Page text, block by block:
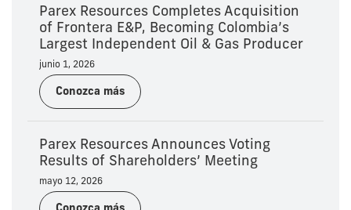
Parex Resources Completes Acquisition
of Frontera E&P, Becoming Colombia’s
Largest Independent Oil & Gas Producer
junio 1, 2026
Conozca más
Parex Resources Announces Voting
Results of Shareholders’ Meeting
mayo 12, 2026